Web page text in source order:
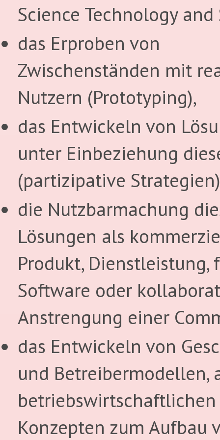
Science Technology and
das Erproben von
Zwischenständen mit
Nutzern (Prototyping),
das Entwickeln von
unter Einbeziehung
(partizipative
die Nutzbarmachung
Lösungen als
Produkt, Dienstleistung,
Software oder
Anstrengung einer
das Entwickeln von
und Betreibermodellen,
betriebswirtschaftlichen
Konzepten zum Aufbau